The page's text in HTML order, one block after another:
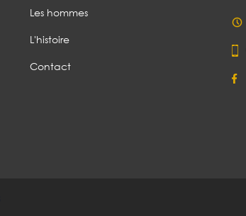
Les hommes
L'histoire
Contact